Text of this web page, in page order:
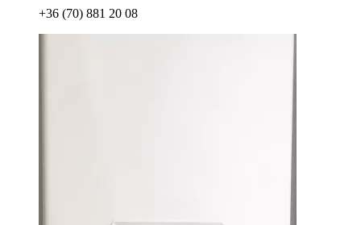
+36 (70) 881 20 08